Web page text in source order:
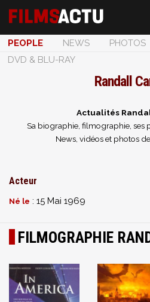
PEOPLE NEWS PHOTOS
DVD & BLU-RAY
Randall
Actualités
Sa biographie, filmographie, ses
News, vidéos et photos
Acteur
Né le : 15 Mai 1969
FILMOGRAPHIE